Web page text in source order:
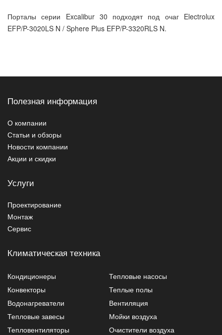
Порталы серии Excalibur 30 подходят под очаг Electrolux
EFP/P-3020LS N / Sphere Plus EFP/P-3320RLS N.
Полезная информация
О компании
Статьи и обзоры
Новости компании
Акции и скидки
Услуги
Проектирование
Монтаж
Сервис
Климатическая техника
Кондиционеры
Тепловые насосы
Конвекторы
Теплые полы
Водонагреватели
Вентиляция
Тепловые завесы
Мойки воздуха
Тепловентиляторы
Очистители воздуха